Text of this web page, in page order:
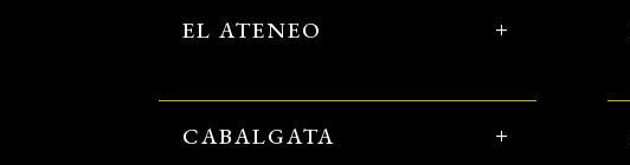
EL ATENEO
CABALGATA